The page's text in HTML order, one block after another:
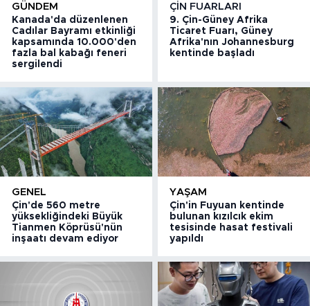
GÜNDEM
Kanada'da düzenlenen
Cadılar Bayramı etkinliği
kapsamında 10.000'den
fazla bal kabağı feneri
sergilendi
ÇIN FUARLARI
9. Çin-Güney Afrika
Ticaret Fuarı, Güney
Afrika'nın Johannesburg
kentinde başladı
GENEL
Çin'de 560 metre
yüksekliğindeki Büyük
Tianmen Köprüsü'nün
inşaatı devam ediyor
YAŞAM
Çin'in Fuyuan kentinde
bulunan kızılcık ekim
tesisinde hasat festivali
yapıldı